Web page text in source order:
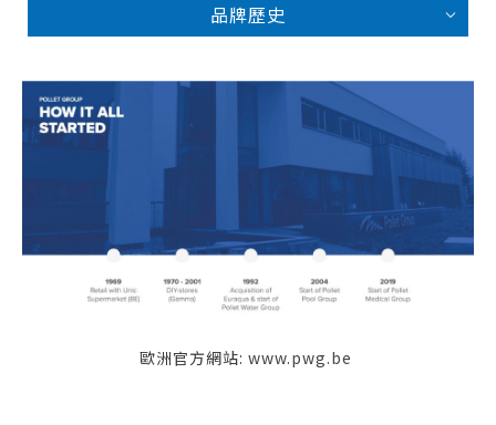
品牌歷史
歐洲官方網站: www.pwg.be